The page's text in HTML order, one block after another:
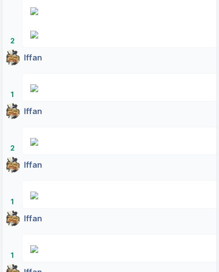
2
Iffan
1
Iffan
2
Iffan
1
Iffan
1